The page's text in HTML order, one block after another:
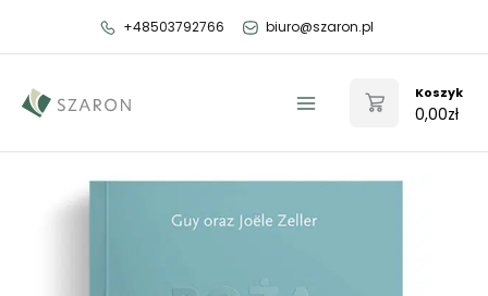
+48503792766 biuro@szaron.pl
Menu
Koszyk
0,00zł